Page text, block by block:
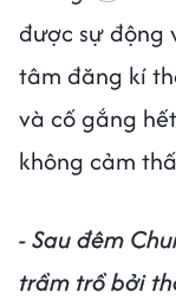
được sự động
tâm đăng kí
và cố gắng
không cảm
- Sau đêm
trầm trồ bởi